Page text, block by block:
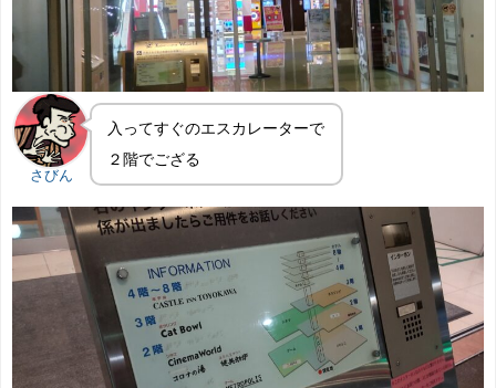
さびん
入ってすぐのエスカレーターで
２階でござる